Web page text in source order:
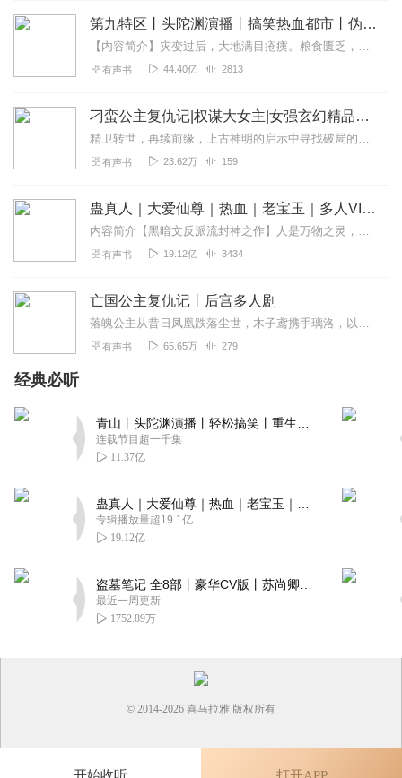
第九特区丨头陀渊演播丨搞笑热血都市丨伪戒丨VIP免费多人有声剧
【内容简介】灾变过后，大地满目疮痍。粮食匮乏，资源紧俏，局势混乱……一位从待规划区杀出来的青年，背对着漫天黄沙，孤身来到九区谋生，却不曾想偶然结识三五好友，一念...
有声书 44.40亿 2813
刁蛮公主复仇记|权谋大女主|女强玄幻精品多人剧
精卫转世，再续前缘，上古神明的启示中寻找破局的转机；国之将亡，江山社稷危在旦夕。野心家粉墨登场，权利渗透波诡云谲，奸臣当道权利博弈，正邪两立血雨腥风，残酷斗争的...
有声书 23.62万 159
蛊真人｜大爱仙尊｜热血｜老宝玉｜多人VIP免费有声剧
内容简介【黑暗文反派流封神之作】人是万物之灵，蛊是天地真精。一个穿越者不断重生的故事。一个养蛊、炼蛊、用蛊的奇特世界。配音组（男角色）老宝玉旁白...
有声书 19.12亿 3434
亡国公主复仇记丨后宫多人剧
落魄公主从昔日凤凰跌落尘世，木子鸢携手璃洛，以世为盘，掀起江山生死棋，再谱帝王局。一生一世一双人，男强女强本书不虐小耳朵们可放心订阅收听。
有声书 65.65万 279
经典必听
连载节目超一千集
11.37亿
专辑播放量超19.1亿
19.12亿
最近一周更新
1752.89万
开始收听 打开APP
© 2014-2026 喜马拉雅 版权所有